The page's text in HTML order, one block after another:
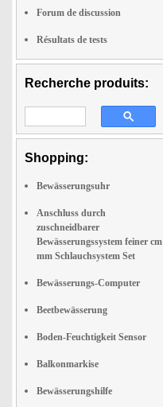
Forum de discussion
Résultats de tests
Recherche produits:
Shopping:
Bewässerungsuhr
Anschluss durch
zuschneidbarer
Bewässerungssystem feiner cm
mm Schlauchsystem Set
Bewässerungs-Computer
Beetbewässerung
Boden-Feuchtigkeit Sensor
Balkonmarkise
Bewässerungshilfe